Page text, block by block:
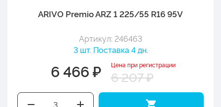
ARIVO Premio ARZ 1 225/55 R16 95V
Артикул: 246463
3 шт. Поставка 4 дн.
6 466 ₽ Цена при регистрации
6 207 ₽